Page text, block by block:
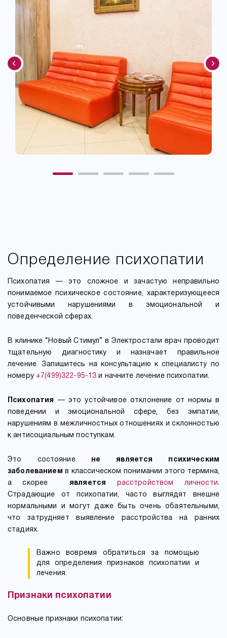
Определение психопатии
Психопатия — это сложное и зачастую неправильно
понимаемое психическое состояние, характеризующееся
устойчивыми нарушениями в эмоциональной и
поведенческой сферах.
В клинике “Новый Стимул” в Электростали врач проводит
тщательную диагностику и назначает правильное
лечение. Запишитесь на консультацию к специалисту по
номеру +7(499)322-95-13 и начните лечение психопатии.
Психопатия — это устойчивое отклонение от нормы в
поведении и эмоциональной сфере, без эмпатии,
нарушениям в межличностных отношениях и склонностью
к антисоциальным поступкам.
Это состояние
не является психическим
заболеванием
в классическом понимании этого термина,
а скорееявляется расстройством личности.
Страдающие от психопатии, часто выглядят внешне
нормальными и могут даже быть очень обаятельными,
что затрудняет выявление расстройства на ранних
стадиях.
Важно вовремя обратиться за помощью
для определения признаков психопатии и
лечения.
Признаки психопатии
Основные признаки психопатии: